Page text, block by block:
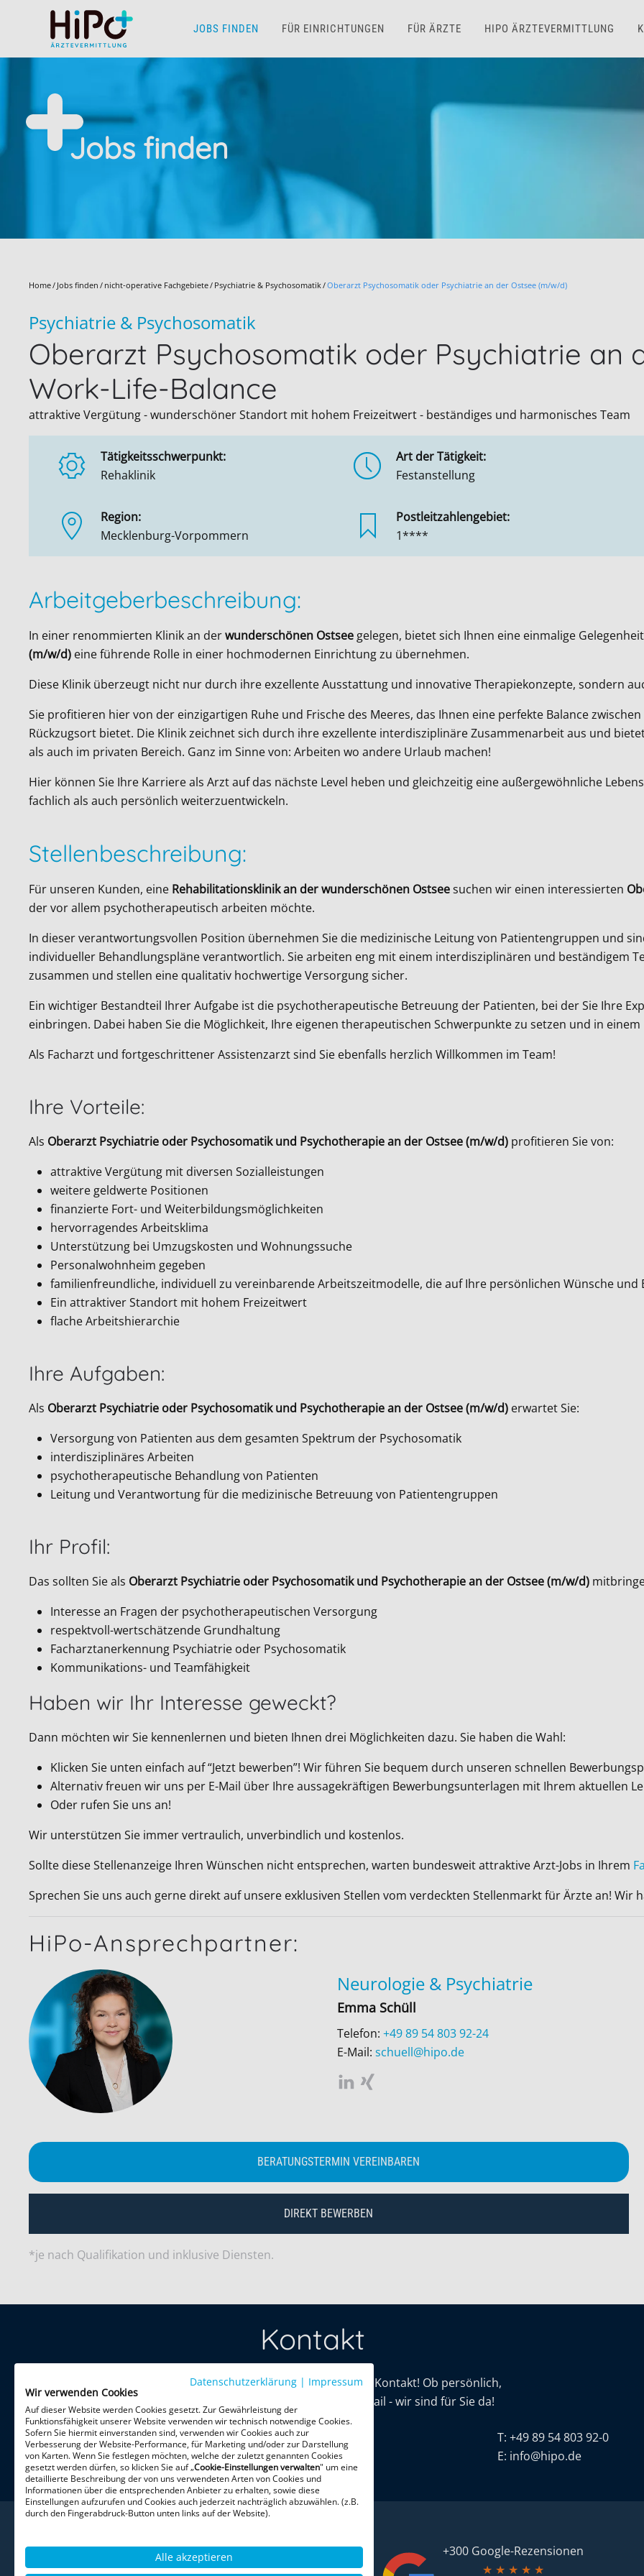
Skip to main content JOBS FINDEN FÜR EINRICHTUNGEN FÜR ÄRZTE HIPO ÄRZTEVERMITTLUNG
Jobs finden
Home Jobs finden nicht-operative Fachgebiete Psychiatrie & Psychosomatik Oberarzt Psychosomatik oder Psychiatrie an der Ostsee (m/w/d)
Psychiatrie & Psychosomatik
Oberarzt Psychosomatik oder Psychiatrie
Work-Life-Balance
attraktive Vergütung - wunderschöner Standort mit hohem Freizeitwert - beständiges und harmonisches Team
Tätigkeitsschwerpunkt:
Rehaklinik
Art der Tätigkeit:
Festanstellung
Region:
Mecklenburg-Vorpommern
Postleitzahlengebiet:
1****
Arbeitgeberbeschreibung:
In einer renommierten Klinik an derwunderschönen Ostsee gelegen, bietet sich Ihnen eine einmalige
(m/w/d) eine führende Rolle in einer hochmodernen Einrichtung zu übernehmen.
Diese Klinik überzeugt nicht nur durch ihre exzellente Ausstattung und innovative Therapiekonzepte, sondern
Sie profitieren hier von der einzigartigen Ruhe und Frische des Meeres, das Ihnen eine perfekte Balance
Rückzugsort bietet. Die Klinik zeichnet sich durch ihre exzellente interdisziplinäre Zusammenarbeit aus und
als auch im privaten Bereich. Ganz im Sinne von: Arbeiten wo andere Urlaub machen!
Hier können Sie Ihre Karriere als Arzt auf das nächste Level heben und gleichzeitig eine außergewöhnliche
fachlich als auch persönlich weiterzuentwickeln.
Stellenbeschreibung:
Für unseren Kunden, eine Rehabilitationsklinik an der wunderschönen Ostseesuchen wir einen interessierten
der vor allem psychotherapeutisch arbeiten möchte.
In dieser verantwortungsvollen Position übernehmen Sie die medizinische Leitung von Patientengruppen und
individueller Behandlungspläne verantwortlich. Sie arbeiten eng mit einem interdisziplinären und beständigem
zusammen und stellen eine qualitativ hochwertige Versorgung sicher.
Ein wichtiger Bestandteil Ihrer Aufgabe ist die psychotherapeutische Betreuung der Patienten, bei der Sie Ihre
einbringen. Dabei haben Sie die Möglichkeit, Ihre eigenen therapeutischen Schwerpunkte zu setzen und in
Als Facharzt und fortgeschrittener Assistenzarzt sind Sie ebenfalls herzlich Willkommen im Team!
Ihre Vorteile:
Als Oberarzt Psychiatrie oder Psychosomatik und Psychotherapie an der Ostsee (m/w/d) profitieren Sie von:
attraktive Vergütung mit diversen Sozialleistungen
weitere geldwerte Positionen
finanzierte Fort- und Weiterbildungsmöglichkeiten
hervorragendes Arbeitsklima
Unterstützung bei Umzugskosten und Wohnungssuche
Personalwohnheim gegeben
familienfreundliche, individuell zu vereinbarende Arbeitszeitmodelle, die auf Ihre persönlichen Wünsche
Ein attraktiver Standort mit hohem Freizeitwert
flache Arbeitshierarchie
Ihre Aufgaben:
Als Oberarzt Psychiatrie oder Psychosomatik und Psychotherapie an der Ostsee (m/w/d) erwartet Sie:
Versorgung von Patienten aus dem gesamten Spektrum der Psychosomatik
interdisziplinäres Arbeiten
psychotherapeutische Behandlung von Patienten
Leitung und Verantwortung für die medizinische Betreuung von Patientengruppen
Ihr Profil:
Das sollten Sie als Oberarzt Psychiatrie oder Psychosomatik und Psychotherapie an der Ostsee (m/w/d)
Interesse an Fragen der psychotherapeutischen Versorgung
respektvoll-wertschätzende Grundhaltung
Facharztanerkennung Psychiatrie oder Psychosomatik
Kommunikations- und Teamfähigkeit
Haben wir Ihr Interesse geweckt?
Dann möchten wir Sie kennenlernen und bieten Ihnen drei Möglichkeiten dazu. Sie haben die Wahl:
Klicken Sie unten einfach auf “Jetzt bewerben”! Wir führen Sie bequem durch unseren schnellen
Alternativ freuen wir uns per E-Mail über Ihre aussagekräftigen Bewerbungsunterlagen mit Ihrem aktuellen
Oder rufen Sie uns an!
Wir unterstützen Sie immer vertraulich, unverbindlich und kostenlos.
Sollte diese Stellenanzeige Ihren Wünschen nicht entsprechen, warten bundesweit attraktive Arzt-Jobs in Ihrem
Sprechen Sie uns auch gerne direkt auf unsere exklusiven Stellen vom verdeckten Stellenmarkt für Ärzte an! Wir
HiPo-Ansprechpartner:
Neurologie & Psychiatrie
Emma Schüll
Telefon:+49 89 54 803 92-24
E-Mail:schuell@hipo.de
BERATUNGSTERMIN VEREINBAREN
DIREKT BEWERBEN
*je nach Qualifikation und inklusive Diensten.
Kontakt
Treten Sie mit uns in Kontakt! Ob persönlich,
per Telefon oder E-Mail - wir sind für Sie da!
HiPo Executive
Theatinerstr. 16
80333 München
T: +49 89 54 803 92-0
E: info@hipo.de
+300 Google-Rezensionen
★ ★ ★ ★ ★
Datenschutzerklärung | Impressum
Wir verwenden Cookies
Auf dieser Website werden Cookies gesetzt. Zur Gewährleistung der
Funktionsfähigkeit unserer Website verwenden wir technisch notwendige Cookies.
Sofern Sie hiermit einverstanden sind, verwenden wir Cookies auch zur
Verbesserung der Website-Performance, für Marketing und/oder zur Darstellung
von Karten. Wenn Sie festlegen möchten, welche der zuletzt genannten Cookies
gesetzt werden dürfen, so klicken Sie auf „Cookie-Einstellungen verwalten" um eine
detaillierte Beschreibung der von uns verwendeten Arten von Cookies und
Informationen über die entsprechenden Anbieter zu erhalten, sowie diese
Einstellungen aufzurufen und Cookies auch jederzeit nachträglich abzuwählen. (z.B.
durch den Fingerabdruck-Button unten links auf der Website).
Alle akzeptieren